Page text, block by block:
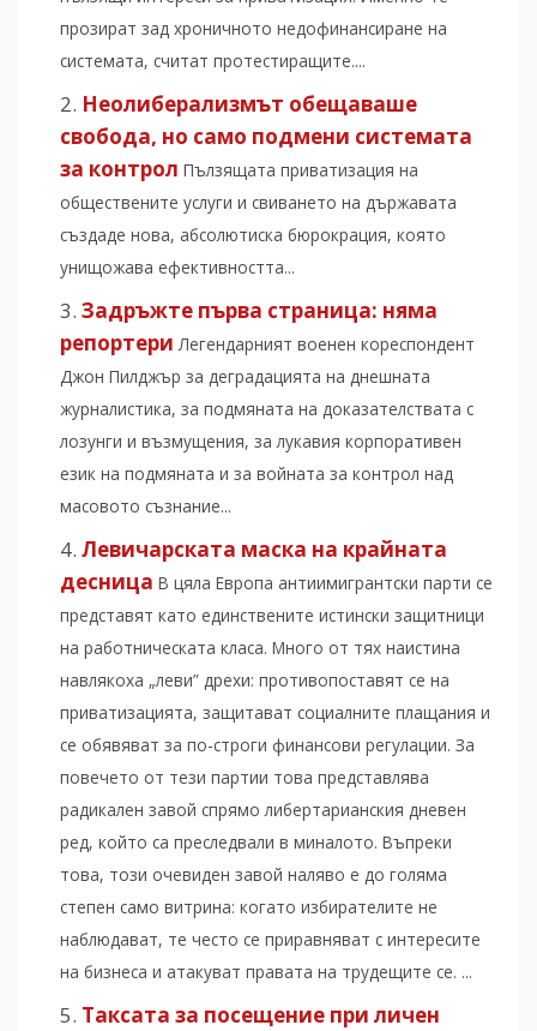
прозират зад хроничното недофинансиране на
системата, считат протестиращите....
Неолиберализмът обещаваше
свобода, но само подмени системата
за контрол Пълзящата приватизация на
обществените услуги и свиването на държавата
създаде нова, абсолютиска бюрокрация, която
унищожава ефективността...
Задръжте първа страница: няма
репортери Легендарният военен кореспондент
Джон Пилджър за деградацията на днешната
журналистика, за подмяната на доказателствата с
лозунги и възмущения, за лукавия корпоративен
език на подмяната и за войната за контрол над
масовото съзнание...
Левичарската маска на крайната
десница В цяла Европа антиимигрантски парти се
представят като единствените истински защитници
на работническата класа. Много от тях наистина
навлякоха „леви” дрехи: противопоставят се на
приватизацията, защитават социалните плащания и
се обявяват за по-строги финансови регулации. За
повечето от тези партии това представлява
радикален завой спрямо либертарианския дневен
ред, който са преследвали в миналото. Въпреки
това, този очевиден завой наляво е до голяма
степен само витрина: когато избирателите не
наблюдават, те често се приравняват с интересите
на бизнеса и атакуват правата на трудещите се. ...
Таксата за посещение при личен